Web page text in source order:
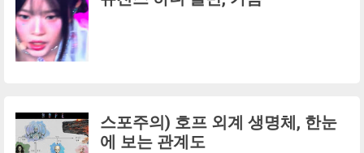
스포주의) 호프 외계 생명체, 한눈
에 보는 관계도